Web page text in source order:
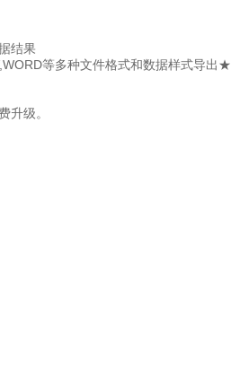
结果
等多种文件格式和数据样式导出★
级。